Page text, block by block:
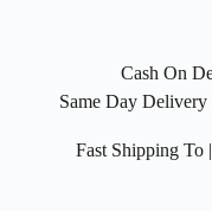
توصيل بنفس اليوم داخل الرياض | Same Day Delivery
شحن سريع لكافة مدن السعودية | Fast Shipping To